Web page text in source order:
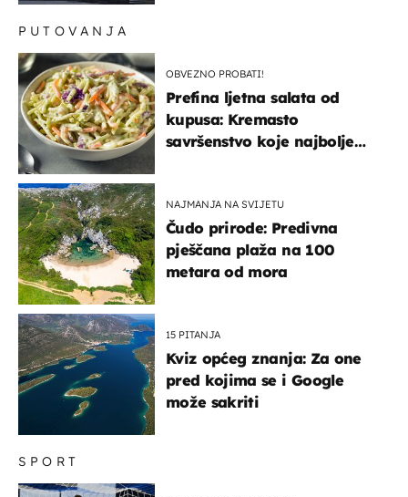
SPORT
PUTOVANJA
OBVEZNO PROBATI!
Prefina ljetna salata od
kupusa: Kremasto
savršenstvo koje najbolje
NAJMANJA NA SVIJETU
Čudo prirode: Predivna
pješčana plaža na 100
metara od mora
15 PITANJA
Kviz općeg znanja: Za one
pred kojima se i Google
može sakriti